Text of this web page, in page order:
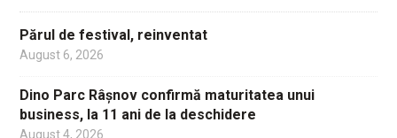
Părul de festival, reinventat
August 6, 2026
Dino Parc Râșnov confirmă maturitatea unui
business, la 11 ani de la deschidere
August 4, 2026